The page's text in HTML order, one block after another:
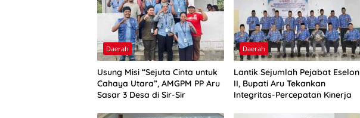
Daerah
Usung Misi “Sejuta Cinta untuk
Cahaya Utara”, AMGPM PP Aru
Sasar 3 Desa di Sir-Sir
Daerah
Lantik Sejumlah Pejabat Eselon
II, Bupati Aru Tekankan
Integritas-Percepatan Kinerja